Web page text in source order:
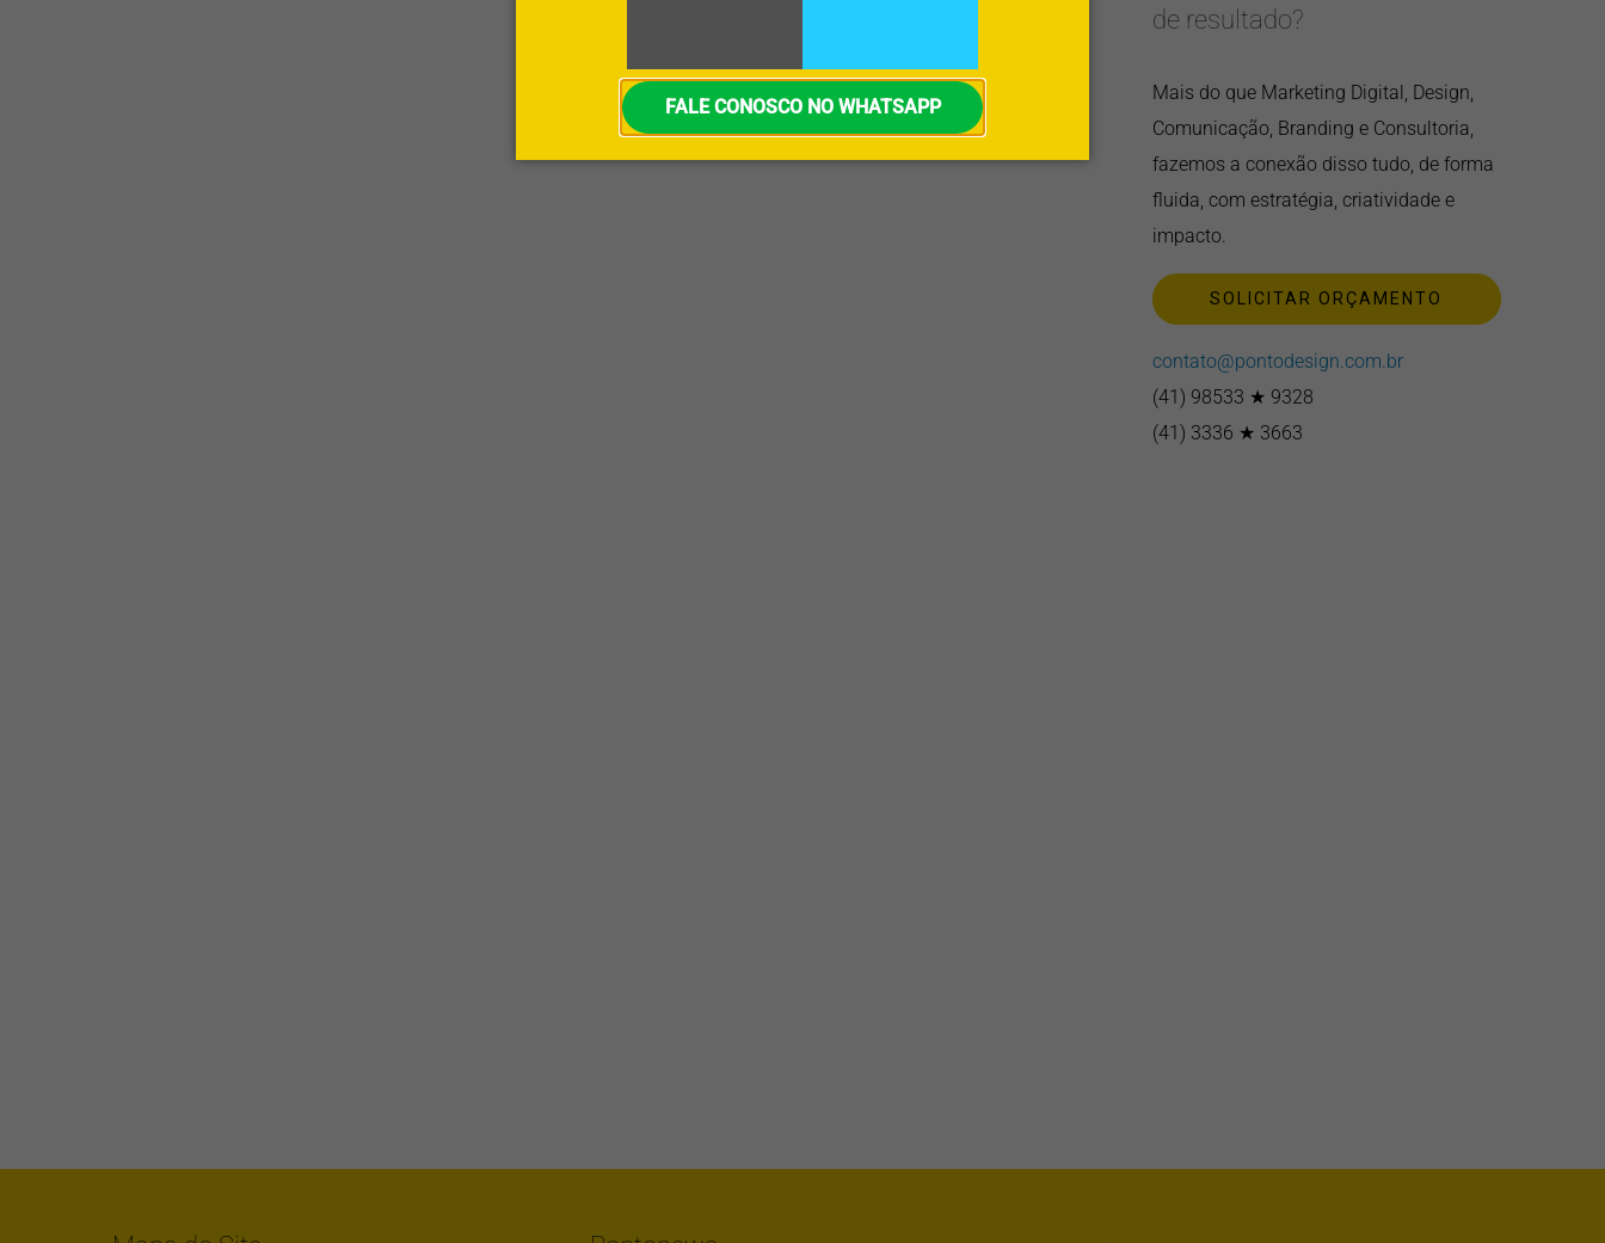
FALE CONOSCO NO WHATSAPP
de resultado?
Mais do que Marketing Digital, Design,
Comunicação, Branding e Consultoria,
fazemos a conexão disso tudo, de forma
fluida, com estratégia, criatividade e
impacto.
SOLICITAR ORÇAMENTO
contato@pontodesign.com.br
(41) 98533 ★ 9328
(41) 3336 ★ 3663